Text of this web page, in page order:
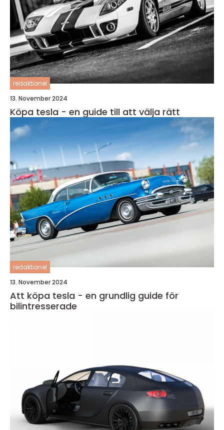
redaktionel
13. November 2024
Köpa tesla - en guide till att välja rätt
redaktionel
13. November 2024
Att köpa tesla - en grundlig guide för
bilintresserade